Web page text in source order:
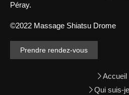
Péray.
©2022 Massage Shiatsu Drome
Prendre rendez-vous
Accueil
Qui suis-